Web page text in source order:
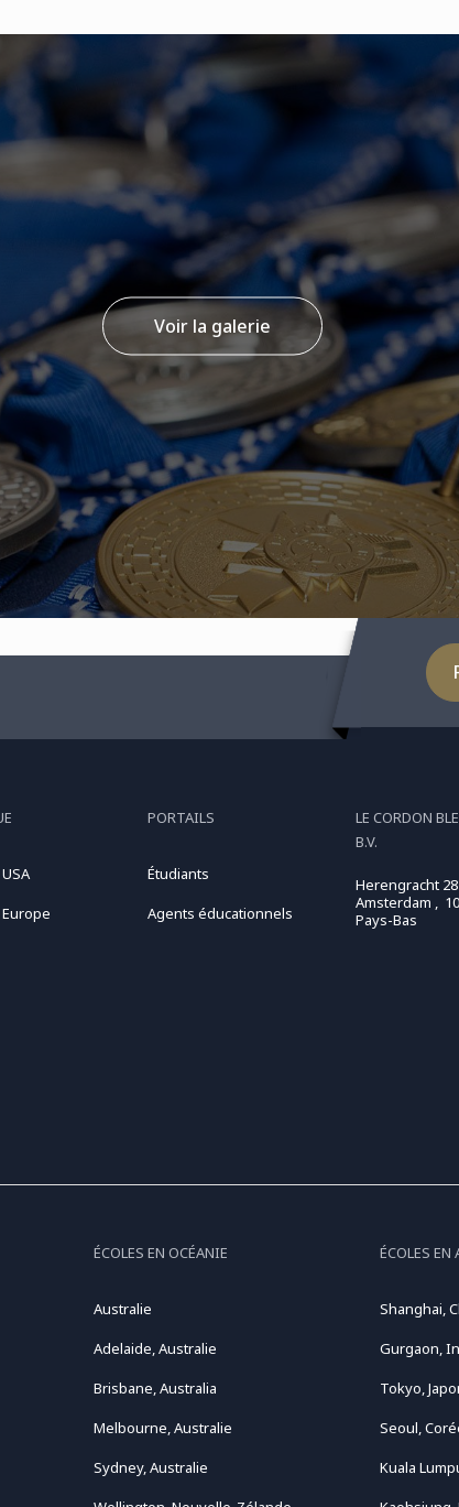
Voir la galerie
PORTAILS
Étudiants
Agents éducationnels
LE CORDON
B.V.
Herengracht 28
Amsterdam ,
Pays-Bas
ÉCOLES EN OCÉANIE
Australie
Adelaide, Australie
Brisbane, Australia
Melbourne, Australie
Sydney, Australie
ÉCOLES EN
Shanghai,
Gurgaon,
Tokyo,
Seoul,
Kuala